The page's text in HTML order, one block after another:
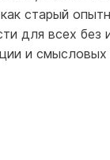
старый
для всех без
и смысловых